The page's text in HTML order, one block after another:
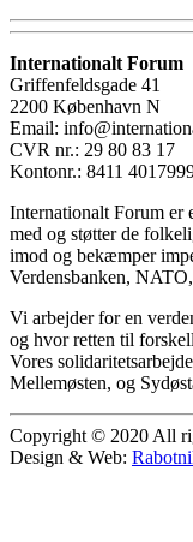
Internationalt Forum
Griffenfeldsgade 41
2200 København N
Email:
CVR nr.: 29 80 83 17
Kontonr.: 8411
Internationalt Forum er
med og støtter de
imod og bekæmper
Verdensbanken,
Vi arbejder for en
og hvor retten til
Vores
Mellemøsten, og
Copyright © 2020 All
Design & Web: